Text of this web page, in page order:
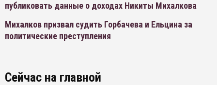
публиковать данные о доходах Никиты Михалкова
Михалков призвал судить Горбачева и Ельцина за
политические преступления
Сейчас на главной